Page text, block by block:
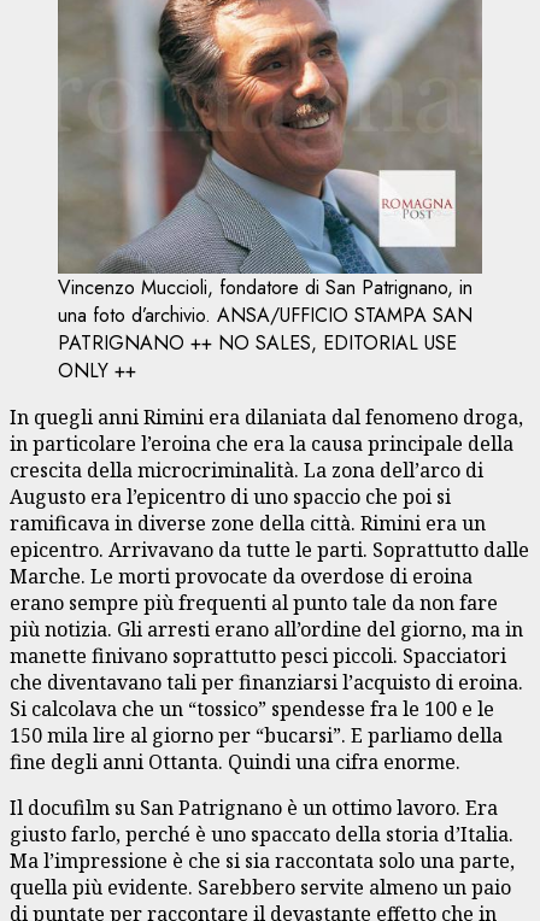
Vincenzo Muccioli, fondatore di San Patrignano, in
una foto d’archivio. ANSA/UFFICIO STAMPA SAN
PATRIGNANO ++ NO SALES, EDITORIAL USE
ONLY ++
In quegli anni Rimini era dilaniata dal fenomeno droga,
in particolare l’eroina che era la causa principale della
crescita della microcriminalità. La zona dell’arco di
Augusto era l’epicentro di uno spaccio che poi si
ramificava in diverse zone della città. Rimini era un
epicentro. Arrivavano da tutte le parti. Soprattutto dalle
Marche. Le morti provocate da overdose di eroina
erano sempre più frequenti al punto tale da non fare
più notizia. Gli arresti erano all’ordine del giorno, ma in
manette finivano soprattutto pesci piccoli. Spacciatori
che diventavano tali per finanziarsi l’acquisto di eroina.
Si calcolava che un “tossico” spendesse fra le 100 e le
150 mila lire al giorno per “bucarsi”. E parliamo della
fine degli anni Ottanta. Quindi una cifra enorme.
Il docufilm su San Patrignano è un ottimo lavoro. Era
giusto farlo, perché è uno spaccato della storia d’Italia.
Ma l’impressione è che si sia raccontata solo una parte,
quella più evidente. Sarebbero servite almeno un paio
di puntate per raccontare il devastante effetto che in